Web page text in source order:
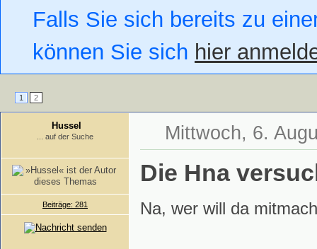
Falls Sie sich bereits zu
können Sie sich hier
1 2
Hussel
... auf der Suche
Beiträge: 281
Mittwoch, 6.
Die Hna
Na, wer will da